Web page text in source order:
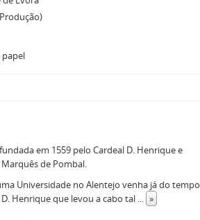
papel
em 1559 pelo Cardeal D. Henrique e
de Pombal.
Universidade no Alentejo venha já do tempo
Henrique que levou a cabo tal ... »